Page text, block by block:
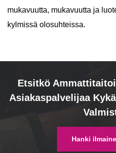
mukavuutta, mukavuutta ja
kylmissä olosuhteissa.
Etsitkö
Asiakaspalvelijaa
Hanki